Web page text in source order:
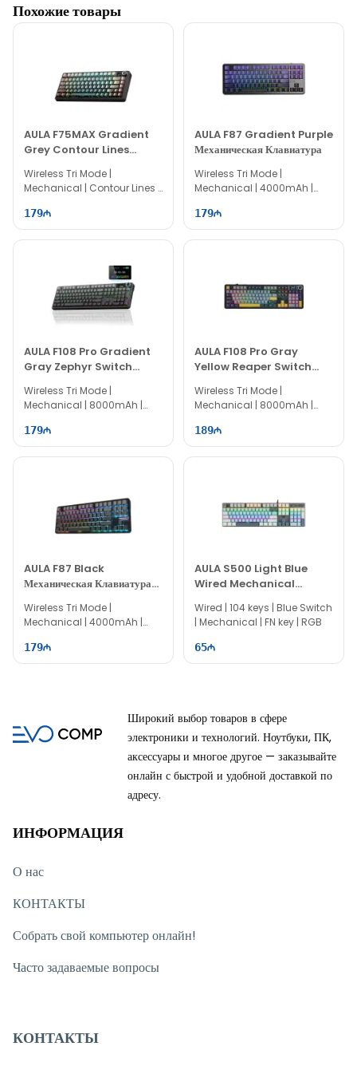
Похожие товары
AULA F75MAX Gradient
Grey Contour Lines
Механическая Клавиатура
Wireless Tri Mode |
Mechanical | Contour Lines |
179
AULA F87 Gradient Purple
Механическая Клавиатура
Wireless Tri Mode |
Mechanical | 4000mAh |
179
AULA F108 Pro Gradient
Gray Zephyr Switch
Wireless Keyboard
Wireless Tri Mode |
Mechanical | 8000mAh |
179
AULA F108 Pro Gray
Yellow Reaper Switch
Беспроводная Клавиатура
Wireless Tri Mode |
Mechanical | 8000mAh |
189
AULA F87 Black
Механическая Клавиатура
Space Crystal Switch
Wireless Tri Mode |
Mechanical | 4000mAh |
179
AULA S500 Light Blue
Wired Mechanical
Игровая Клавиатура
Wired | 104 keys | Blue Switch
| Mechanical | FN key | RGB
65
Широкий выбор товаров в сфере
электроники и технологий. Ноутбуки, ПК,
аксессуары и многое другое — заказывайте
онлайн с быстрой и удобной доставкой по
адресу.
ИНФОРМАЦИЯ
О нас
КОНТАКТЫ
Собрать свой компьютер онлайн!
Часто задаваемые вопросы
КОНТАКТЫ